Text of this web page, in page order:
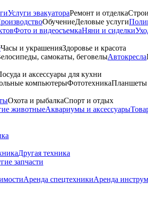
Услуги эвакуатораРемонт и отделка
ОбучениеДеловые услуги
Фото и видеосъемкаНяни и сиделки
Часы и украшенияЗдоровье и красота
самокаты, беговелыАвтокресла
и аксессуары для кухни
компьютерыФототехникаПланшеты
Охота и рыбалкаСпорт и отдых
животныеАквариумы и аксессуары
Другая техника
запчасти
Аренда спецтехникиАренда